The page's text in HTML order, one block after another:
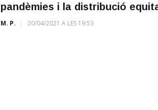
pandèmies i la distribució
M. P. 20/04/2021 A LES 19:53